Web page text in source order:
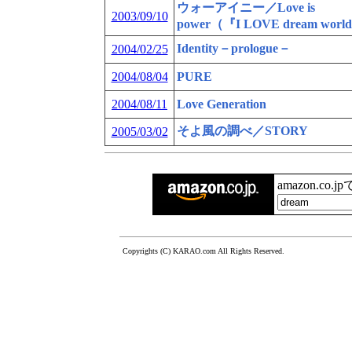
2003/09/10
ウォーアイニー／Love is
power（『I LOVE dream
2004/02/25
Identity－prologue－
2004/08/04 PURE
2004/08/11 Love Generation
2005/03/02 そよ風の調べ／STORY
amazon.co.jp
Copyrights (C) KARAO.com All Rights Reserved.